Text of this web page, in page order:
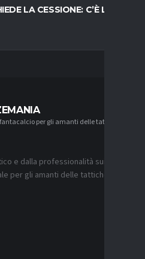
LA CESSIONE: C’È L’AL-
per gli amanti delle tattiche
e dalla professionalità sui
per gli amanti delle tattiche